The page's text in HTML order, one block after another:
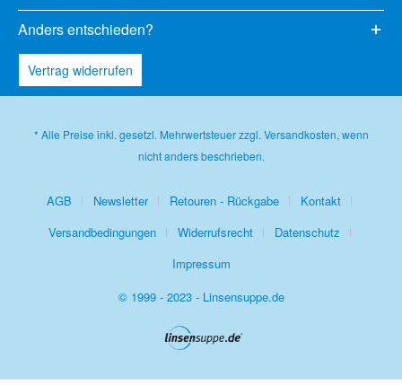
Anders entschieden?
Vertrag widerrufen
* Alle Preise inkl. gesetzl. Mehrwertsteuer zzgl. Versandkosten, wenn
nicht anders beschrieben.
AGB Newsletter Retouren - Rückgabe
Kontakt
Versandbedingungen
Widerrufsrecht
Datenschutz
Impressum
© 1999 - 2023 - Linsensuppe.de